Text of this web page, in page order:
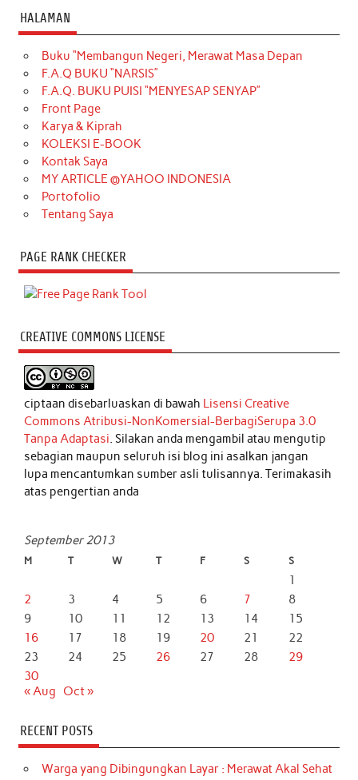
HALAMAN
Buku “Membangun Negeri, Merawat Masa Depan
F.A.Q BUKU “NARSIS”
F.A.Q. BUKU PUISI “MENYESAP SENYAP”
Front Page
Karya & Kiprah
KOLEKSI E-BOOK
Kontak Saya
MY ARTICLE @YAHOO INDONESIA
Portofolio
Tentang Saya
PAGE RANK CHECKER
CREATIVE COMMONS LICENSE
ciptaan disebarluaskan di bawah Lisensi Creative
Commons Atribusi-NonKomersial-BerbagiSerupa 3.0
Tanpa Adaptasi. Silakan anda mengambil atau mengutip
sebagian maupun seluruh isi blog ini asalkan jangan
lupa mencantumkan sumber asli tulisannya. Terimakasih
atas pengertian anda
September 2013
M T W T F S S
1
2
3 4 5 6 7
8
9
10 11 12 13 14
15
16
17 18 19 20 21
22
23
24 25 26 27 28
29
30
« Aug
Oct »
RECENT POSTS
Warga yang Dibingungkan Layar : Merawat Akal Sehat